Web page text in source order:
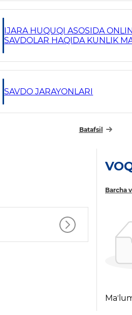
IJARA HUQUQI ASOSIDA
SAVDOLAR HAQIDA KUNLIK
SAVDO JARAYONLARI
Batafsil
Barcha